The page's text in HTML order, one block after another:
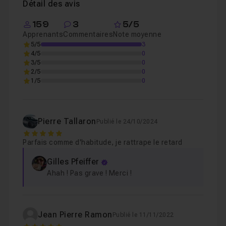
Chapitre 4 : Le Corona Pattern
Chapitre 5 : Les autres nouveautés de Corona
Chapitre 6 : Conclusion
Détail des avis
159
Apprenants
3
Commentaires
5/5
Note moyenne
5/5
3
4/5
0
3/5
0
2/5
0
1/5
0
Pierre Tallaron Publié le 24/10/2024
5
Parfais comme d'habitude, je rattrape le retard
Gilles Pfeiffer
Ahah ! Pas grave ! Merci !
Jean Pierre Ramon Publié le 11/11/2022